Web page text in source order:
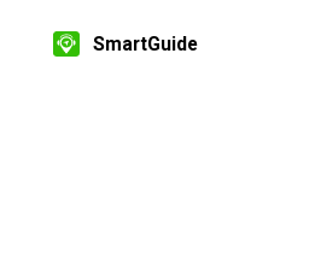
SmartGuide